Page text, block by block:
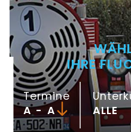
IHRE
Termine
-